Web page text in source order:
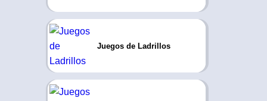
Juegos de Ladrillos